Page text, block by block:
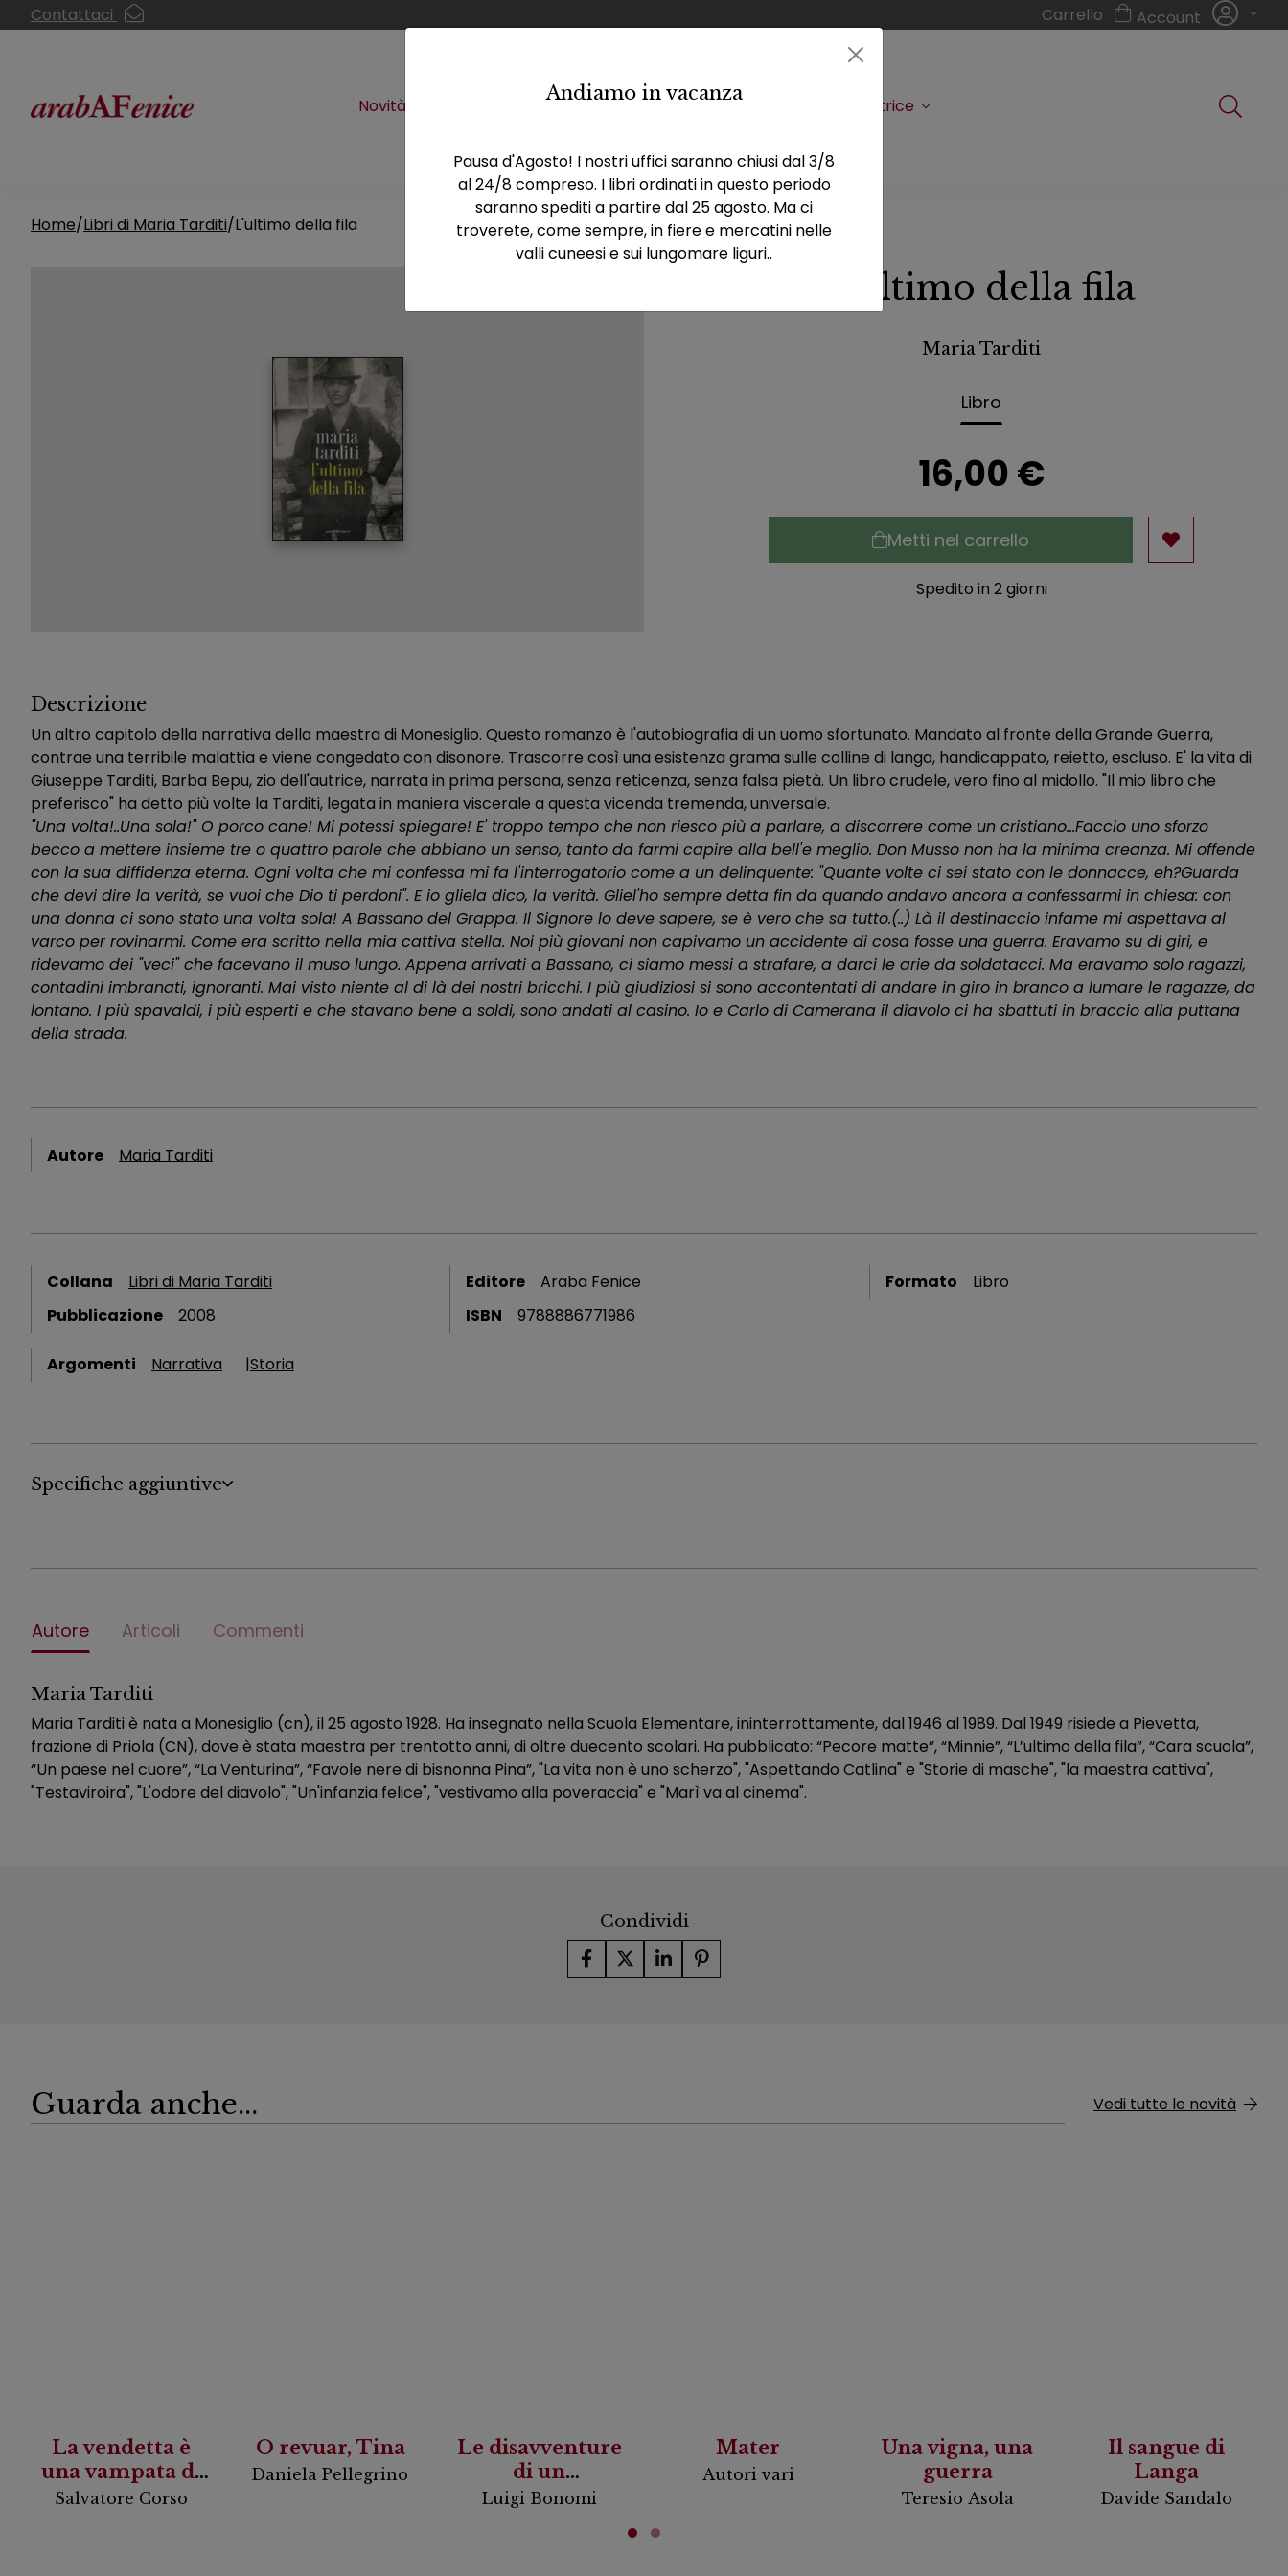
Contattaci Carrello Account
Novità Eventi Rassegna stampa La casa editrice
Home Libri di Maria Tarditi L'ultimo della fila
L'ultimo della fila
Maria Tarditi
Libro
16,00 €
Metti nel carrello
Spedito in 2 giorni
Descrizione
Un altro capitolo della narrativa della maestra di Monesiglio. Questo romanzo è l'autobiografia di un uomo sfortunato. Mandato al fronte della Grande Guerra,
contrae una terribile malattia e viene congedato con disonore. Trascorre così una esistenza grama sulle colline di langa, handicappato, reietto, escluso. E' la vita di
Giuseppe Tarditi, Barba Bepu, zio dell'autrice, narrata in prima persona, senza reticenza, senza falsa pietà. Un libro crudele, vero fino al midollo. "Il mio libro che
preferisco" ha detto più volte la Tarditi, legata in maniera viscerale a questa vicenda tremenda, universale.
"Una volta!..Una sola!" O porco cane! Mi potessi spiegare! E' troppo tempo che non riesco più a parlare, a discorrere come un cristiano...Faccio uno sforzo
becco a mettere insieme tre o quattro parole che abbiano un senso, tanto da farmi capire alla bell'e meglio. Don Musso non ha la minima creanza. Mi offende
con la sua diffidenza eterna. Ogni volta che mi confessa mi fa l'interrogatorio come a un delinquente: "Quante volte ci sei stato con le donnacce, eh?Guarda
che devi dire la verità, se vuoi che Dio ti perdoni". E io gliela dico, la verità. Gliel'ho sempre detta fin da quando andavo ancora a confessarmi in chiesa: con
una donna ci sono stato una volta sola! A Bassano del Grappa. Il Signore lo deve sapere, se è vero che sa tutto.(..) Là il destinaccio infame mi aspettava al
varco per rovinarmi. Come era scritto nella mia cattiva stella. Noi più giovani non capivamo un accidente di cosa fosse una guerra. Eravamo su di giri, e
ridevamo dei "veci" che facevano il muso lungo. Appena arrivati a Bassano, ci siamo messi a strafare, a darci le arie da soldatacci. Ma eravamo solo ragazzi,
contadini imbranati, ignoranti. Mai visto niente al di là dei nostri bricchi. I più giudiziosi si sono accontentati di andare in giro in branco a lumare le ragazze, da
lontano. I più spavaldi, i più esperti e che stavano bene a soldi, sono andati al casino. Io e Carlo di Camerana il diavolo ci ha sbattuti in braccio alla puttana
della strada.
Autore Maria Tarditi
Collana Libri di Maria Tarditi Editore Araba Fenice Formato
Libro
Pubblicazione
2008 ISBN 9788886771986
Argomenti Narrativa Storia
Specifiche aggiuntive
Autore Articoli Commenti
Maria Tarditi
Maria Tarditi è nata a Monesiglio (cn), il 25 agosto 1928. Ha insegnato nella Scuola Elementare, ininterrottamente, dal 1946 al 1989. Dal 1949 risiede a Pievetta,
frazione di Priola (CN), dove è stata maestra per trentotto anni, di oltre duecento scolari. Ha pubblicato: “Pecore matte”, “Minnie”, “L’ultimo della fila”, “Cara scuola”,
“Un paese nel cuore”, “La Venturina”, “Favole nere di bisnonna Pina”, "La vita non è uno scherzo", "Aspettando Catlina" e "Storie di masche", "la maestra cattiva",
"Testaviroira", "L'odore del diavolo", "Un'infanzia felice", "vestivamo alla poveraccia" e "Marì va al cinema".
Condividi
Guarda anche... Vedi tutte le novità
La vendetta è
una vampata di
scirocco
Salvatore Corso
O revuar, Tina
Daniela Pellegrino
Le disavventure
di un
investigatore
Luigi Bonomi
Mater
Autori vari
Una vigna, una
guerra
Teresio Asola
Il sangue di
Langa
Davide Sandalo
Andiamo in vacanza
Pausa d'Agosto! I nostri uffici saranno chiusi dal 3/8
al 24/8 compreso. I libri ordinati in questo periodo
saranno spediti a partire dal 25 agosto. Ma ci
troverete, come sempre, in fiere e mercatini nelle
valli cuneesi e sui lungomare liguri..